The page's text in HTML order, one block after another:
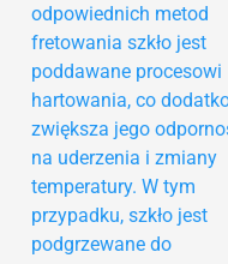
odpowiednich metod
fretowania szkło jest
poddawane procesowi
hartowania, co
zwiększa jego
na uderzenia i zmiany
temperatury. W tym
przypadku, szkło jest
podgrzewane do